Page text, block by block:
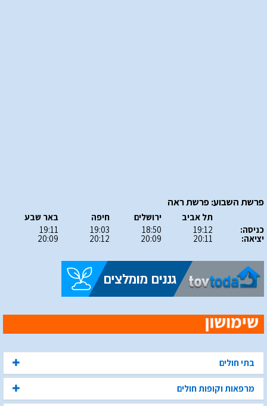
פרשת השבוע: פרשת ראה
כניסה:
יציאה:
תל אביב
19:12
20:11
ירושלים
18:50
20:09
חיפה
19:03
20:12
באר שבע
19:11
20:09
בתי חולים
מרפאות וקופות חולים